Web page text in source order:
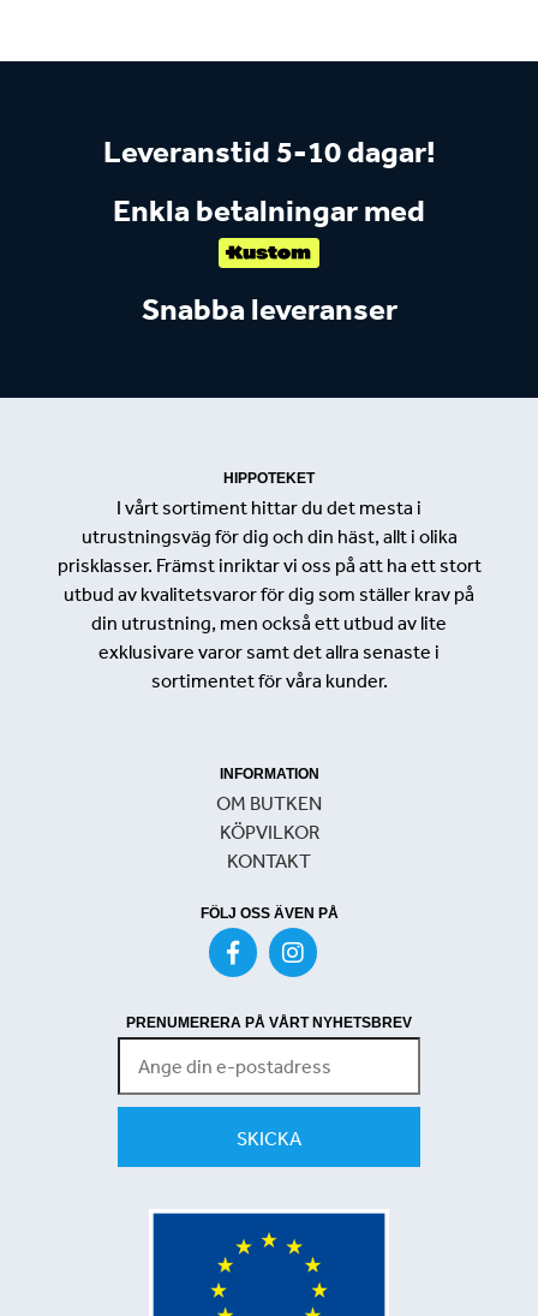
Leveranstid 5-10 dagar!
Enkla betalningar med
Snabba leveranser
HIPPOTEKET
I vårt sortiment hittar du det mesta i
utrustningsväg för dig och din häst, allt i olika
prisklasser. Främst inriktar vi oss på att ha ett stort
utbud av kvalitetsvaror för dig som ställer krav på
din utrustning, men också ett utbud av lite
exklusivare varor samt det allra senaste i
sortimentet för våra kunder.
INFORMATION
OM BUTKEN
KÖPVILKOR
KONTAKT
FÖLJ OSS ÄVEN PÅ
PRENUMERERA PÅ VÅRT NYHETSBREV